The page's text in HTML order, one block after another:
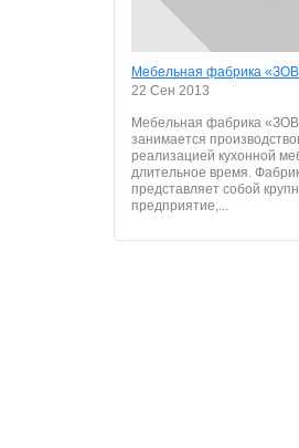
Мебельная фабрика
22 Сен 2013
Мебельная фабрика
занимается
реализацией кухонной
длительное время.
представляет собой
предприятие,...